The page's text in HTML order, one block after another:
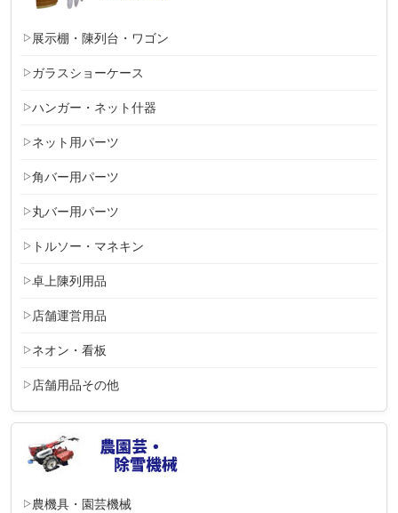
展示棚・陳列台・ワゴン
ガラスショーケース
ハンガー・ネット什器
ネット用パーツ
角バー用パーツ
丸バー用パーツ
トルソー・マネキン
卓上陳列用品
店舗運営用品
ネオン・看板
店舗用品その他
農機具・園芸機械